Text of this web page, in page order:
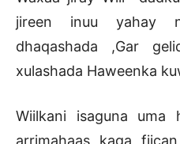
jireen inuu yahay
dhaqashada ,Gar
xulashada Haweenka
Wiilkani isaguna
arrimahaas kaga